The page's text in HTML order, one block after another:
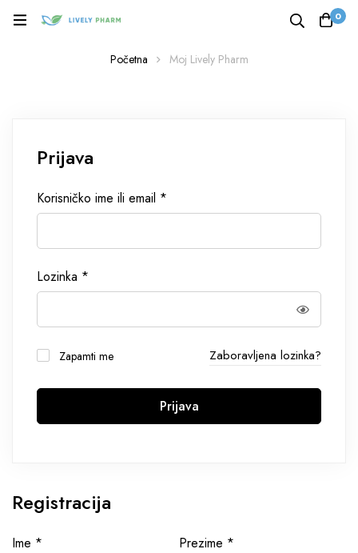
0
Početna Moj Lively Pharm
Prijava
Korisničko ime ili email *
Lozinka *
Zapamti me Zaboravljena lozinka?
Prijava
Registracija
Ime * Prezime *